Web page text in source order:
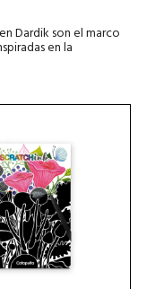
Dardik son el marco
en la